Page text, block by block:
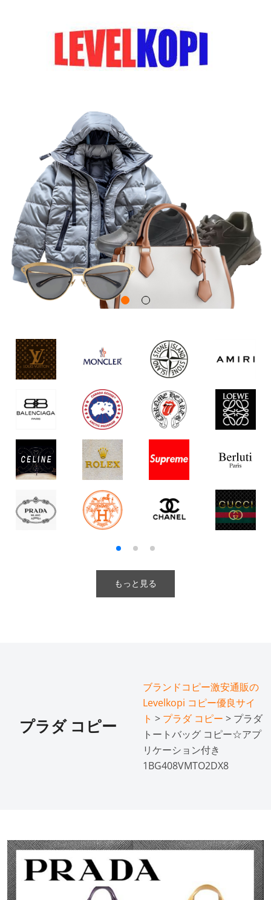
もっと見る
プラダ コピー
ブランドコピー激安通販の
Levelkopi コピー優良サイ
ト > プラダ コピー > プラダ
トートバッグ コピー☆アプ
リケーション付き
1BG408VMTO2DX8